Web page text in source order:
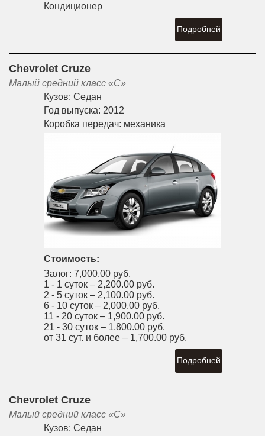
Кондиционер
Подробней
Chevrolet Cruze
Малый средний класс «С»
Кузов: Седан
Год выпуска: 2012
Коробка передач: механика
Стоимость:
Залог: 7,000.00 руб.
1 - 1 суток – 2,200.00 руб.
2 - 5 суток – 2,100.00 руб.
6 - 10 суток – 2,000.00 руб.
11 - 20 суток – 1,900.00 руб.
21 - 30 суток – 1,800.00 руб.
от 31 сут. и более – 1,700.00 руб.
Подробней
Chevrolet Cruze
Малый средний класс «С»
Кузов: Седан